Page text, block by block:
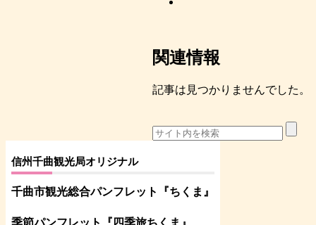
関連情報
記事は見つかりませんでした。
信州千曲観光局オリジナル
千曲市観光総合パンフレット 『ちくま 』
季節パンフレット『四季旅ちくま』